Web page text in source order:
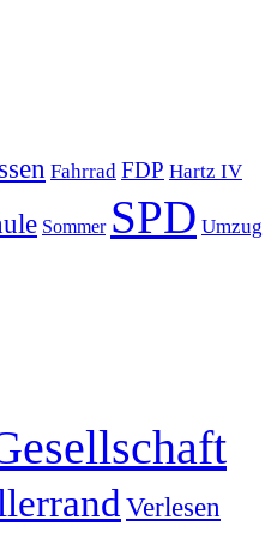
Fahrrad FDP Hartz IV
Sommer SPD Umzug
Verlesen